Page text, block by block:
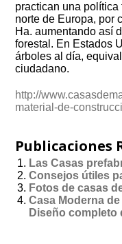
practican una política
norte de Europa, por
Ha. aumentando así
forestal. En Estados
árboles al día,
ciudadano.
http://
material-de-
Publicaciones
Las Casas
Consejos útiles
Fotos de casas
Casa Moderna
Diseño completo